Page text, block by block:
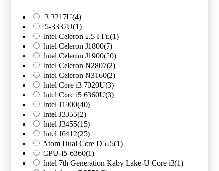
i3 3217U(4)
i5-3337U(1)
Intel Celeron 2.5 ГГц(1)
Intel Celeron J1800(7)
Intel Celeron J1900(30)
Intel Celeron N2807(2)
Intel Celeron N3160(2)
Intel Core i3 7020U(3)
Intel Core i5 6360U(3)
Intel J1900(40)
Intel J3355(2)
Intel J3455(15)
Intel J6412(25)
Atom Dual Core D525(1)
CPU-I5-6360(1)
Intel 7th Generation Kaby Lake-U Core i3(1)